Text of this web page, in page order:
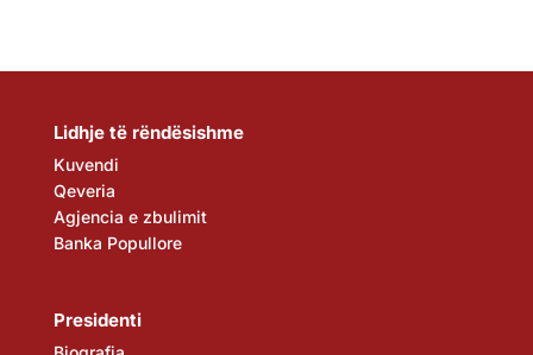
Lidhje të rëndësishme
Kuvendi
Qeveria
Agjencia e zbulimit
Banka Popullore
Presidenti